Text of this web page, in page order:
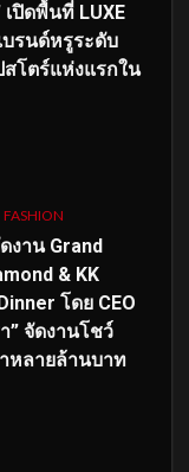
เปิดพื้นที่ LUXE
รนด์หรูระดับ
โตร์แห่งแรกใน
FASHION
งาน Grand
& KK
โดย CEO
” จัดงานโชว์
หลายล้านบาท